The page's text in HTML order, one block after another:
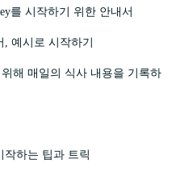
를 시작하기 위한 안내서
, 예시로 시작하기
해 매일의 식사 내용을 기록하
작하는 팁과 트릭